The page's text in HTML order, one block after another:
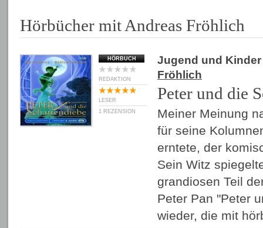
Hörbücher mit Andreas Fröhlich
HÖRBUCH
REDAKTION
LESER
1 REZENSION
Jugend und Kinder
Fröhlich
Peter und die
Meiner Meinung
für seine
erntete, der
Sein Witz
grandiosen Teil
Peter Pan "Peter
wieder, die mit